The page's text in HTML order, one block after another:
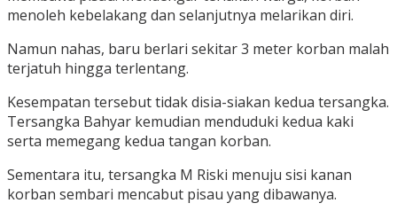
menoleh kebelakang dan selanjutnya melarikan diri.
Namun nahas, baru berlari sekitar 3 meter korban malah
terjatuh hingga terlentang.
Kesempatan tersebut tidak disia-siakan kedua tersangka.
Tersangka Bahyar kemudian menduduki kedua kaki
serta memegang kedua tangan korban.
Sementara itu, tersangka M Riski menuju sisi kanan
korban sembari mencabut pisau yang dibawanya.